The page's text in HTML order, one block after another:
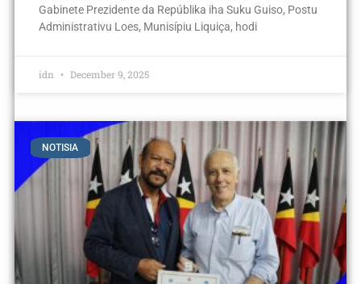
Gabinete Prezidente da Repúblika iha Suku Guiso, Postu
Administrativu Loes, Munisípiu Liquiça, hodi
idn December 9, 2025
NOTISIA